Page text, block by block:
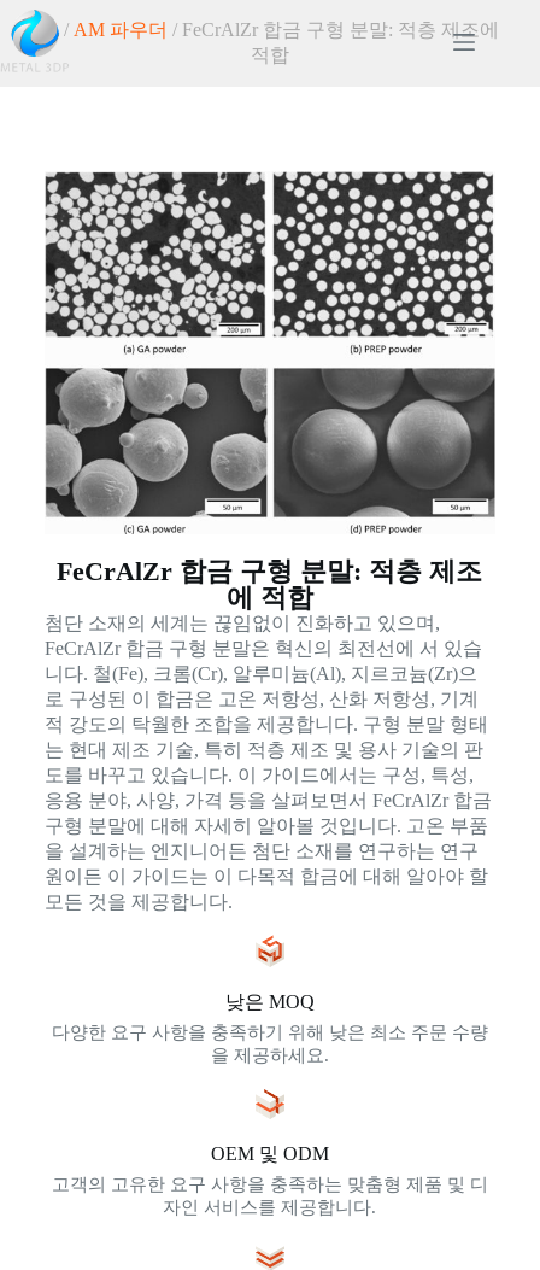
홈 / AM 파우더 / FeCrAlZr 합금 구형 분말: 적층 제조에
적합
FeCrAlZr 합금 구형 분말: 적층 제조
에 적합
첨단 소재의 세계는 끊임없이 진화하고 있으며,
FeCrAlZr 합금 구형 분말은 혁신의 최전선에 서 있습
니다. 철(Fe), 크롬(Cr), 알루미늄(Al), 지르코늄(Zr)으
로 구성된 이 합금은 고온 저항성, 산화 저항성, 기계
적 강도의 탁월한 조합을 제공합니다. 구형 분말 형태
는 현대 제조 기술, 특히 적층 제조 및 용사 기술의 판
도를 바꾸고 있습니다. 이 가이드에서는 구성, 특성,
응용 분야, 사양, 가격 등을 살펴보면서 FeCrAlZr 합금
구형 분말에 대해 자세히 알아볼 것입니다. 고온 부품
을 설계하는 엔지니어든 첨단 소재를 연구하는 연구
원이든 이 가이드는 이 다목적 합금에 대해 알아야 할
모든 것을 제공합니다.
낮은 MOQ
다양한 요구 사항을 충족하기 위해 낮은 최소 주문 수량
을 제공하세요.
OEM 및 ODM
고객의 고유한 요구 사항을 충족하는 맞춤형 제품 및 디
자인 서비스를 제공합니다.